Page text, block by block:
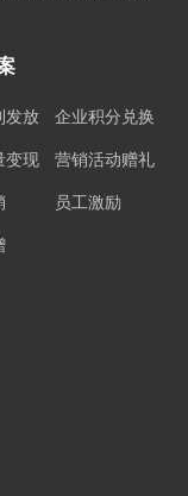
发放 企业积分兑换
变现 营销活动赠礼
员工激励